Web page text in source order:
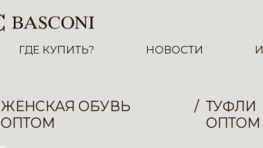
ГДЕ КУПИТЬ? НОВОСТИ
ЖЕНСКАЯ ОБУВЬ
ОПТОМ
ТУФЛИ
ОПТОМ